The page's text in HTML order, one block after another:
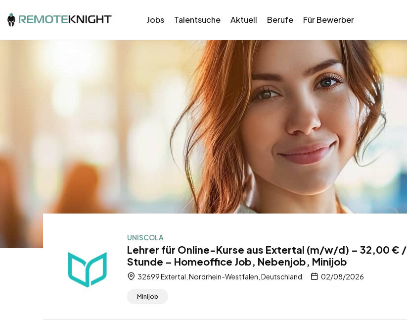
Jobs Talentsuche Aktuell Berufe Für Bewerber
UNISCOLA
Lehrer für Online-Kurse aus Extertal (m/w/d) – 32,00 € /
Stunde – Homeoffice Job, Nebenjob, Minijob
32699 Extertal, Nordrhein-Westfalen, Deutschland 02/08/2026
Minijob